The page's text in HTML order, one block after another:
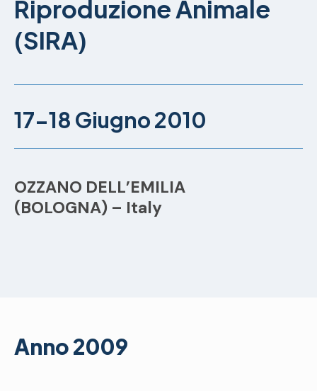
Riproduzione Animale
(SIRA)
17-18 Giugno 2010
OZZANO DELL’EMILIA
(BOLOGNA) – Italy
Anno 2009